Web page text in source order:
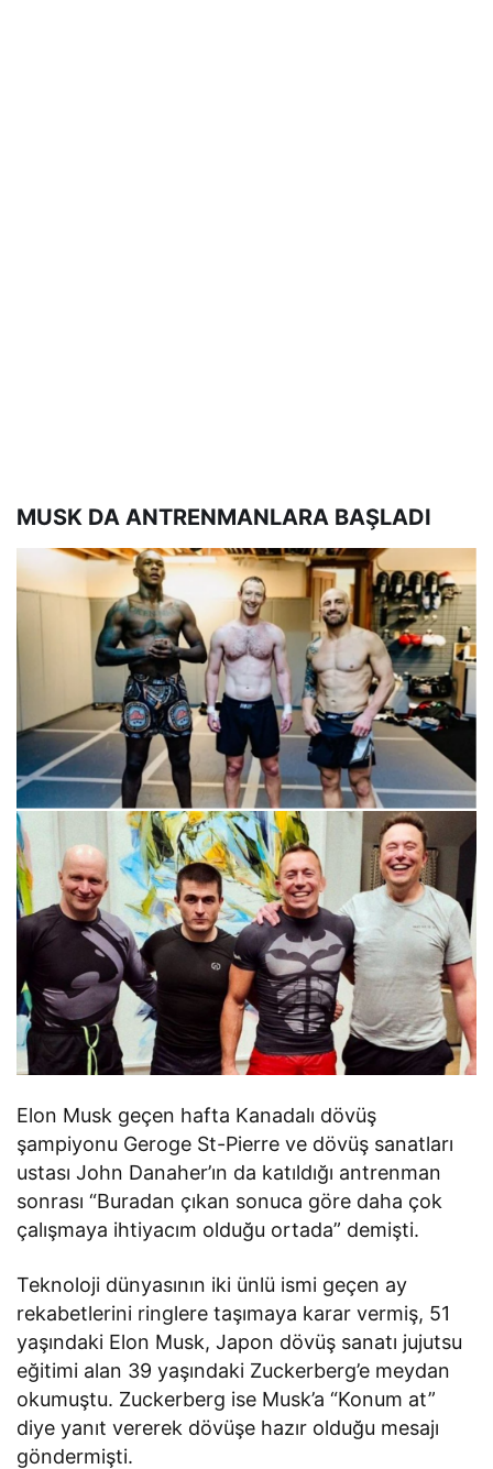
MUSK DA ANTRENMANLARA BAŞLADI
Elon Musk geçen hafta Kanadalı dövüş
şampiyonu Geroge St-Pierre ve dövüş sanatları
ustası John Danaher’ın da katıldığı antrenman
sonrası “Buradan çıkan sonuca göre daha çok
çalışmaya ihtiyacım olduğu ortada” demişti.
Teknoloji dünyasının iki ünlü ismi geçen ay
rekabetlerini ringlere taşımaya karar vermiş, 51
yaşındaki Elon Musk, Japon dövüş sanatı jujutsu
eğitimi alan 39 yaşındaki Zuckerberg’e meydan
okumuştu. Zuckerberg ise Musk’a “Konum at”
diye yanıt vererek dövüşe hazır olduğu mesajı
göndermişti.